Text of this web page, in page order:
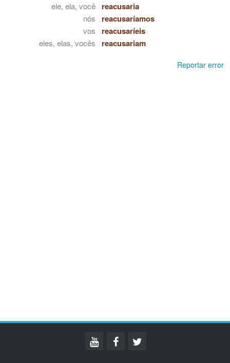
ele, ela, você reacusaria
nós reacusaríamos
vos reacusaríeis
eles, elas, vocês reacusariam
Reportar error